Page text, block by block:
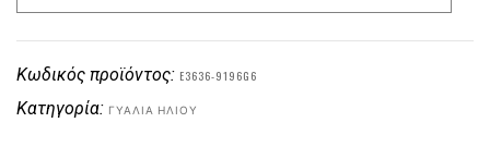
Κωδικός προϊόντος: E3636-9196G6
Κατηγορία: ΓΥΑΛΙΆ ΗΛΊΟΥ